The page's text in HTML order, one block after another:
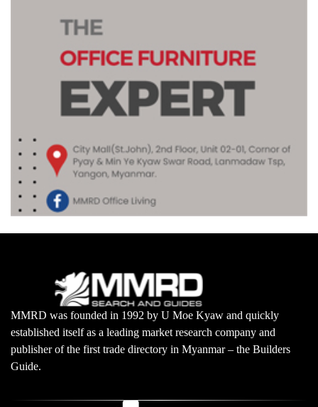
MMRD was founded in 1992 by U Moe Kyaw and quickly
established itself as a leading market research company and
publisher of the first trade directory in Myanmar – the Builders
Guide.